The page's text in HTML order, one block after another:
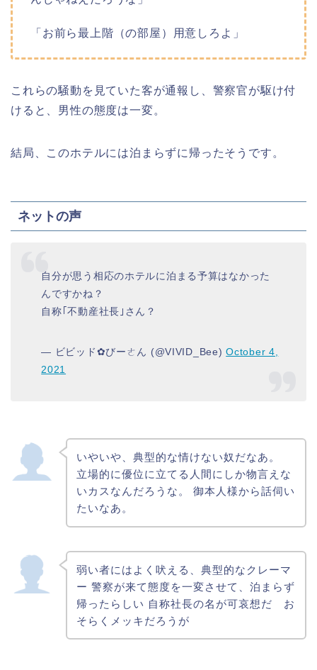
「お前ら最上階（の部屋）用意しろよ」
これらの騒動を見ていた客が通報し、警察官が駆け付
けると、男性の態度は一変。
結局、このホテルには泊まらずに帰ったそうです。
ネットの声
自分が思う相応のホテルに泊まる予算はなかった
んですかね？
自称｢不動産社長｣さん？
— ビビッド✿びーㄜん (@VIVID_Bee)October 4,
2021
いやいや、典型的な情けない奴だなあ。
立場的に優位に立てる人間にしか物言えな
いカスなんだろうな。 御本人様から話伺い
たいなあ。
弱い者にはよく吠える、典型的なクレーマ
ー 警察が来て態度を一変させて、泊まらず
帰ったらしい 自称社長の名が可哀想だ お
そらくメッキだろうが